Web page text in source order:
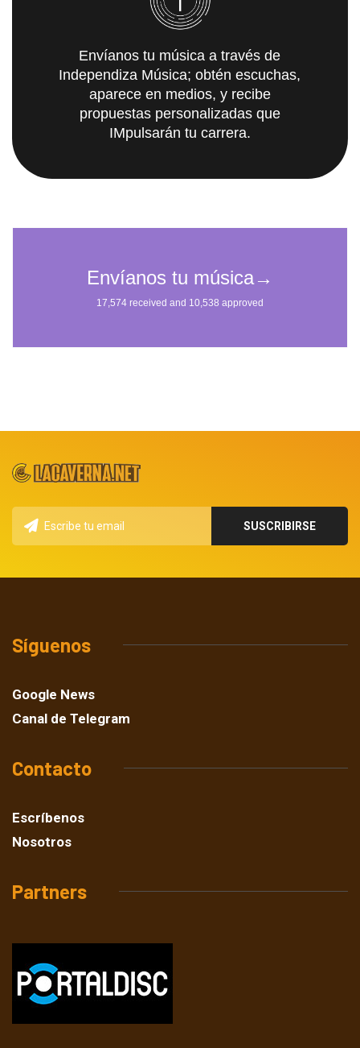
Envíanos tu música a través de
Independiza Música; obtén escuchas,
aparece en medios, y recibe
propuestas personalizadas que
IMpulsarán tu carrera.
Síguenos
Google News
Canal de Telegram
Contacto
Escríbenos
Nosotros
Partners